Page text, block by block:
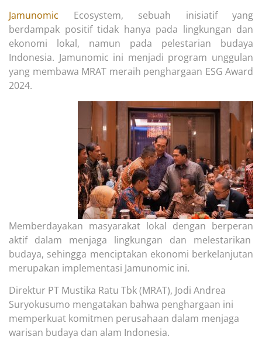
Jamunomic Ecosystem, sebuah inisiatif yang
berdampak positif tidak hanya pada lingkungan dan
ekonomi lokal, namun pada pelestarian budaya
Indonesia. Jamunomic ini menjadi program unggulan
yang membawa MRAT meraih penghargaan ESG Award
2024.
Memberdayakan masyarakat lokal dengan berperan
aktif dalam menjaga lingkungan dan melestarikan
budaya, sehingga menciptakan ekonomi berkelanjutan
merupakan implementasi Jamunomic ini.
Direktur PT Mustika Ratu Tbk (MRAT), Jodi Andrea
Suryokusumo mengatakan bahwa penghargaan ini
memperkuat komitmen perusahaan dalam menjaga
warisan budaya dan alam Indonesia.